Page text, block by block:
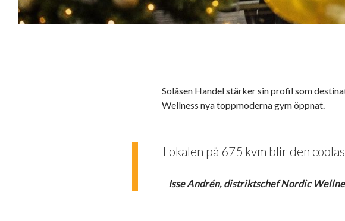
Solåsen Handel stärker sin profil som
Wellness nya toppmoderna gym öppnat.
Lokalen på 675 kvm blir den
- Isse Andrén, distriktschef Nordic